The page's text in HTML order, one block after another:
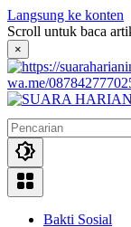
Langsung ke konten
Scroll untuk baca
×
wa.me/
Bakti Sosial